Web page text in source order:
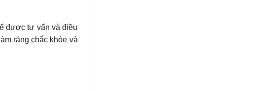
được tư vấn và điều
răng chắc khỏe và